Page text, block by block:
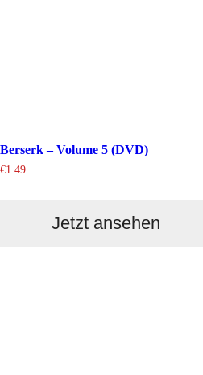
Berserk – Volume 5 (DVD)
€1.49
Jetzt ansehen